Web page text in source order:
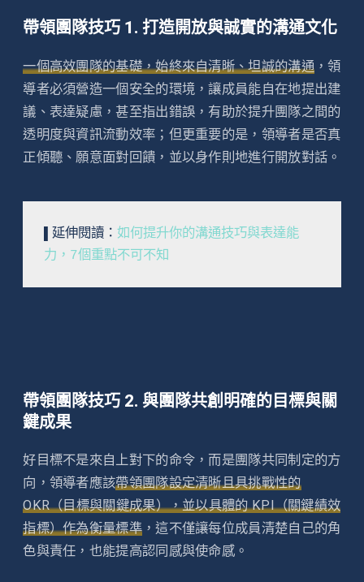
帶領團隊技巧 1. 打造開放與誠實的溝通文化
一個高效團隊的基礎，始終來自清晰、坦誠的溝通，領
導者必須營造一個安全的環境，讓成員能自在地提出建
議、表達疑慮，甚至指出錯誤，有助於提升團隊之間的
透明度與資訊流動效率；但更重要的是，領導者是否真
正傾聽、願意面對回饋，並以身作則地進行開放對話。
▌延伸閱讀：如何提升你的溝通技巧與表達能
力，7個重點不可不知
帶領團隊技巧 2. 與團隊共創明確的目標與關
鍵成果
好目標不是來自上對下的命令，而是團隊共同制定的方
向，領導者應該帶領團隊設定清晰且具挑戰性的
OKR（目標與關鍵成果），並以具體的 KPI（關鍵績效
指標）作為衡量標準，這不僅讓每位成員清楚自己的角
色與責任，也能提高認同感與使命感。